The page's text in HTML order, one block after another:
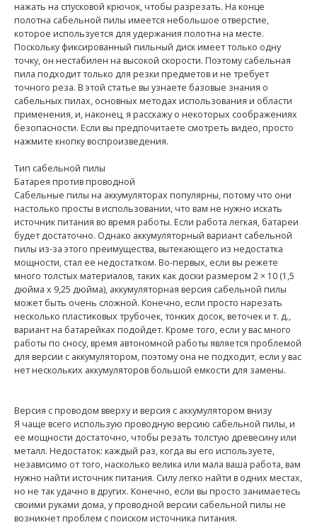
нажать на спусковой крючок, чтобы разрезать. На конце
полотна сабельной пилы имеется небольшое отверстие,
которое используется для удержания полотна на месте.
Поскольку фиксированный пильный диск имеет только одну
точку, он нестабилен на высокой скорости. Поэтому сабельная
пила подходит только для резки предметов и не требует
точного реза. В этой статье вы узнаете базовые знания о
сабельных пилах, основных методах использования и области
применения, и, наконец, я расскажу о некоторых соображениях
безопасности. Если вы предпочитаете смотреть видео, просто
нажмите кнопку воспроизведения.
Тип сабельной пилы
Батарея против проводной
Сабельные пилы на аккумуляторах популярны, потому что они
настолько просты в использовании, что вам не нужно искать
источник питания во время работы. Если работа легкая, батареи
будет достаточно. Однако аккумуляторный вариант сабельной
пилы из-за этого преимущества, вытекающего из недостатка
мощности, стал ее недостатком. Во-первых, если вы режете
много толстых материалов, таких как доски размером 2 × 10 (1,5
дюйма x 9,25 дюйма), аккумуляторная версия сабельной пилы
может быть очень сложной. Конечно, если просто нарезать
несколько пластиковых трубочек, тонких досок, веточек и т. д.,
вариант на батарейках подойдет. Кроме того, если у вас много
работы по сносу, время автономной работы является проблемой
для версии с аккумулятором, поэтому она не подходит, если у вас
нет нескольких аккумуляторов большой емкости для замены.
Версия с проводом вверху и версия с аккумулятором внизу
Я чаще всего использую проводную версию сабельной пилы, и
ее мощности достаточно, чтобы резать толстую древесину или
металл. Недостаток: каждый раз, когда вы его используете,
независимо от того, насколько велика или мала ваша работа, вам
нужно найти источник питания. Силу легко найти в одних местах,
но не так удачно в других. Конечно, если вы просто занимаетесь
своими руками дома, у проводной версии сабельной пилы не
возникнет проблем с поиском источника питания.